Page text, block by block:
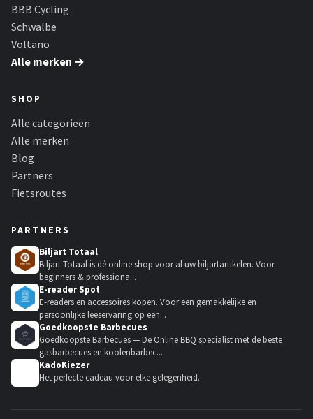
BBB Cycling
Schwalbe
Voltano
Alle merken →
SHOP
Alle categorieën
Alle merken
Blog
Partners
Fietsroutes
PARTNERS
Biljart Totaal
Biljart Totaal is dé online shop voor al uw biljartartikelen. Voor
beginners & professiona...
E-reader Spot
E-readers en accessoires kopen. Voor een gemakkelijke en
persoonlijke leeservaring op een...
Goedkoopste Barbecues
Goedkoopste Barbecues — De Online BBQ specialist met de beste
gasbarbecues en koolenbarbec...
KadoKiezer
Het perfecte cadeau voor elke gelegenheid.